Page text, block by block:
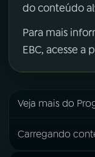
do conteúdo
Para mais
EBC, acesse a
Veja mais do
Carregando